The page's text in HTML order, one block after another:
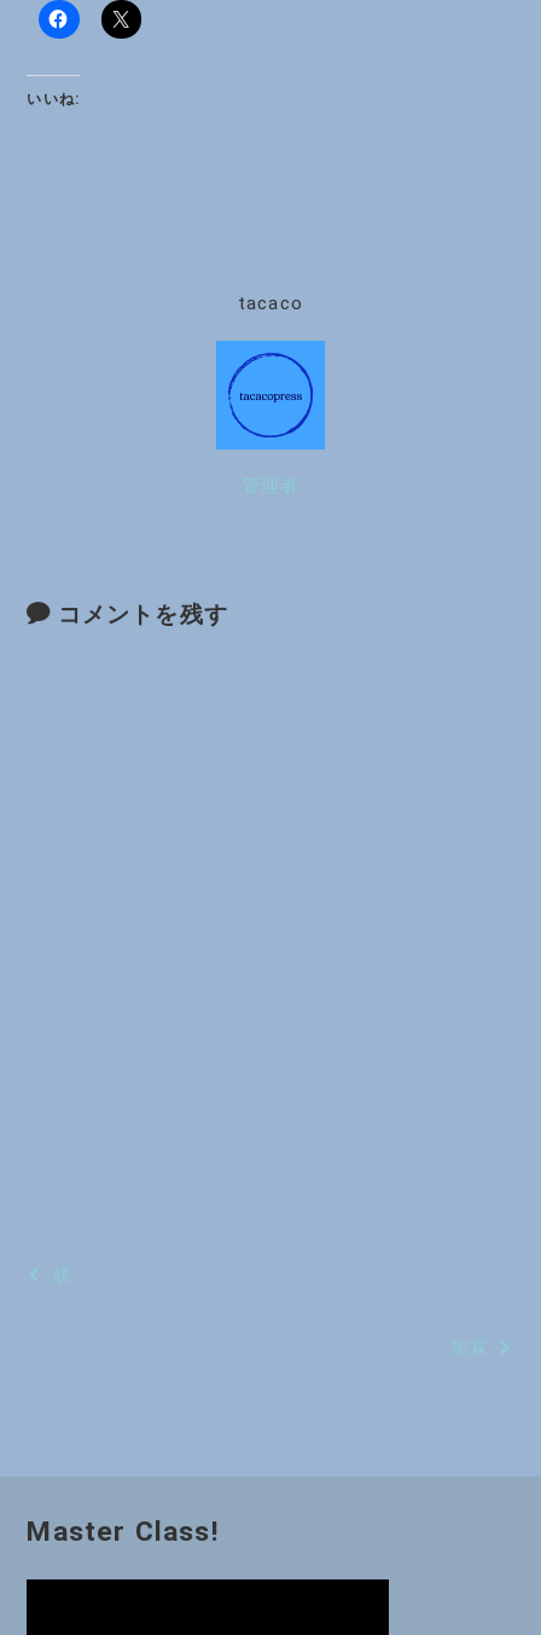
いいね:
tacaco
管理者
コメントを残す
投
脱
聖霖
Master Class!